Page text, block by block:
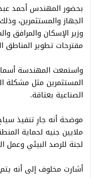
بحضور المهندس أحمد
الجهاز والمستثمرين،
وزير الإسكان والمرافق
مقترحات تطوير المناطق
واستمعت المهندسة
المستثمرين مثل مشكلة
الصناعية بعتاقة.
ملايين جنيه لحماية
لجنة للرصد البيئي وعمل
أشارت مخلوف إلى أنه يتم